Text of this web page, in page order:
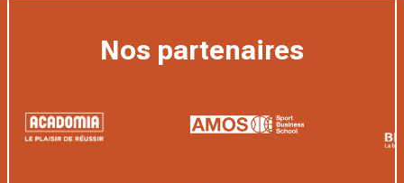
Nos partenaires